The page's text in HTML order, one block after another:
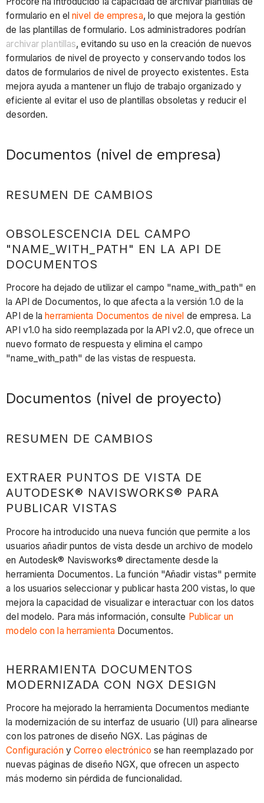
formulario en elnivel de empresa, lo que mejora la gestión
de las plantillas de formulario. Los administradores podrían
archivar plantillas, evitando su uso en la creación de nuevos
formularios de nivel de proyecto y conservando todos los
datos de formularios de nivel de proyecto existentes. Esta
mejora ayuda a mantener un flujo de trabajo organizado y
eficiente al evitar el uso de plantillas obsoletas y reducir el
desorden.
Documentos (nivel de empresa)
RESUMEN DE CAMBIOS
OBSOLESCENCIA DEL CAMPO
"NAME_WITH_PATH" EN LA API DE
DOCUMENTOS
Procore ha dejado de utilizar el campo "name_with_path" en
la API de Documentos, lo que afecta a la versión 1.0 de la
API de la herramienta Documentos de nivel de empresa. La
API v1.0 ha sido reemplazada por la API v2.0, que ofrece un
nuevo formato de respuesta y elimina el campo
"name_with_path" de las vistas de respuesta.
Documentos (nivel de proyecto)
RESUMEN DE CAMBIOS
EXTRAER PUNTOS DE VISTA DE
AUTODESK® NAVISWORKS® PARA
PUBLICAR VISTAS
Procore ha introducido una nueva función que permite a los
usuarios añadir puntos de vista desde un archivo de modelo
en Autodesk® Navisworks® directamente desde la
herramienta Documentos. La función "Añadir vistas" permite
a los usuarios seleccionar y publicar hasta 200 vistas, lo que
mejora la capacidad de visualizar e interactuar con los datos
del modelo. Para más información, consulte Publicar un
modelo con la herramientaDocumentos.
HERRAMIENTA DOCUMENTOS
MODERNIZADA CON NGX DESIGN
Procore ha mejorado la herramienta Documentos mediante
la modernización de su interfaz de usuario (UI) para alinearse
con los patrones de diseño NGX. Las páginas de
ConfiguraciónyCorreo electrónico se han reemplazado por
nuevas páginas de diseño NGX, que ofrecen un aspecto
más moderno sin pérdida de funcionalidad.